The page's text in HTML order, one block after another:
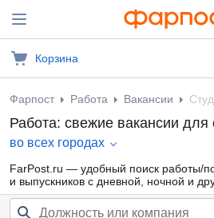
Корзина
Фарпост Работа Вакансии
Работа: свежие вакансии для
во всех городах
FarPost.ru — удобный поиск работы/
и выпускников с дневной, ночной и
для девушек и парней от прямых
кадровых агентств. Свежие вакансии